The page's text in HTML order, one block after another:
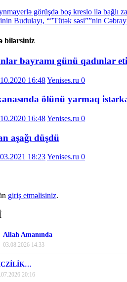
görüşdə boş kreslo ilə bağlı
Budulayı, “”Tütək səsi””nin
bilərsiniz
bayramı günü qadınlar
16:48Yenises.ru 0
ölünü yarmaq
16:48Yenises.ru 0
aşağı düşdü
18:23Yenises.ru 0
giriş etməlisiniz.
Allah Amanında
03.08.2026 14:33
20:16